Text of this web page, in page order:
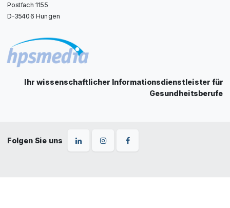
Postfach 1155
D-35406 Hungen
Ihr wissenschaftlicher Informationsdienstleister für
Gesundheitsberufe
Folgen Sie uns